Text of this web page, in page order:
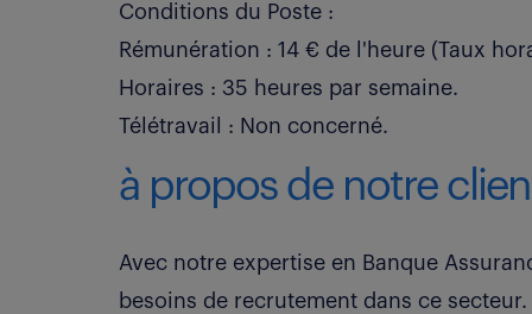
Conditions du Poste :
Rémunération : 14 € de l'heure (Taux
Horaires : 35 heures par semaine.
Télétravail : Non concerné.
à propos de notre
Avec notre expertise en Banque
besoins de recrutement dans ce secteur.